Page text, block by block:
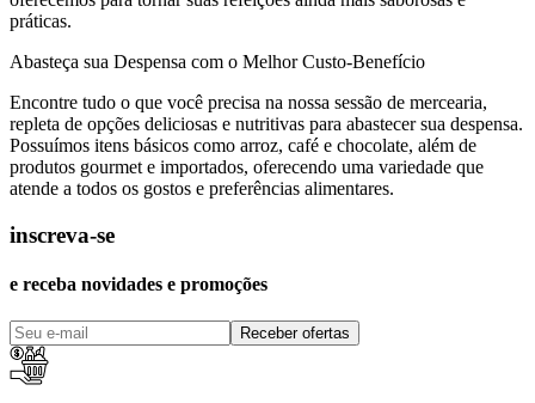
práticas.
Abasteça sua Despensa com o Melhor Custo-Benefício
Encontre tudo o que você precisa na nossa sessão de mercearia,
repleta de opções deliciosas e nutritivas para abastecer sua despensa.
Possuímos itens básicos como arroz, café e chocolate, além de
produtos gourmet e importados, oferecendo uma variedade que
atende a todos os gostos e preferências alimentares.
inscreva-se
e receba novidades e promoções
Receber ofertas